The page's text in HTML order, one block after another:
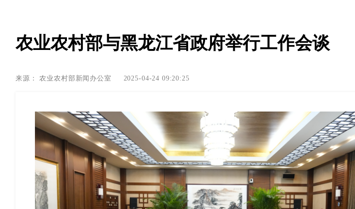
农业农村部与黑龙江省政府举行工作会谈
来源：农业农村部新闻办公室 2025-04-24 09:20:25